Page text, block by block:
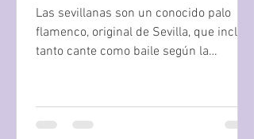
Las sevillanas son un conocido palo
flamenco, original de Sevilla, que incluye
tanto cante como baile según la